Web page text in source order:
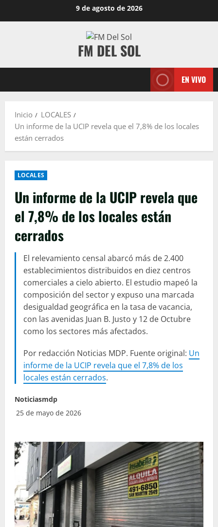
9 de agosto de 2026
FM DEL SOL
EN VIVO
Inicio
LOCALES
Un informe de la UCIP revela que el 7,8% de los locales
están cerrados
LOCALES
Un informe de la UCIP revela que
el 7,8% de los locales están
cerrados
El relevamiento censal abarcó más de 2.400
establecimientos distribuidos en diez centros
comerciales a cielo abierto. El estudio mapeó la
composición del sector y expuso una marcada
desigualdad geográfica en la tasa de vacancia,
con las avenidas Juan B. Justo y 12 de Octubre
como los sectores más afectados.
Por redacción Noticias MDP. Fuente original: Un
informe de la UCIP revela que el 7,8% de los
locales están cerrados.
Noticiasmdp
25 de mayo de 2026